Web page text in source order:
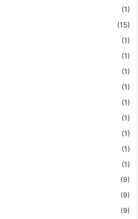
(1)
(15)
(1)
(1)
(1)
(1)
(1)
(1)
(1)
(1)
(1)
(9)
(9)
(9)